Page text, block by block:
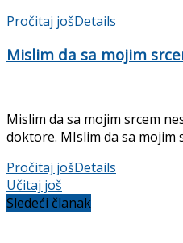
Pročitaj jošDetails
Mislim da sa mojim
Mislim da sa mojim srcem
doktore. MIslim da sa mojim
Pročitaj jošDetails
Učitaj još
Sledeći članak